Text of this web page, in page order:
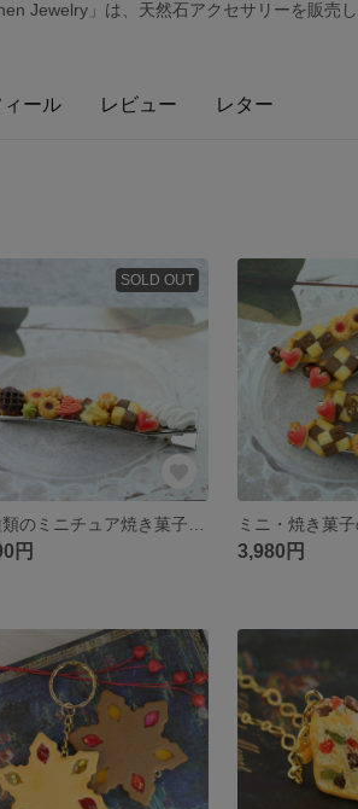
Jewelry」は、天然石アクセサリーを販売
ール レビュー レター
SOLD OUT
円
ミニ・焼き菓
3,980円